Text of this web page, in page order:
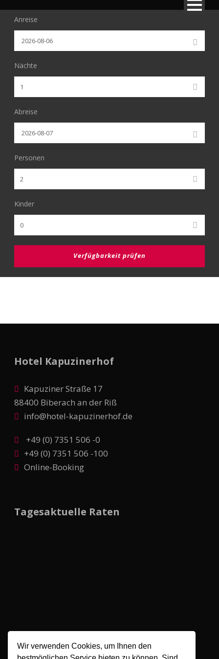
Wir verwenden Cookies, um Ihnen den
Anreise
Nächte
Abreise
Personen
Kinder
Hotel Kapuzinerhof
Kapuziner Straße 17
88400 Biberach an der Riß
info@hotel-kapuzinerhof.de
+49 (0) 7351 506 -0
+49 (0) 7351 506 -100
Online-Booking
Tagesaktuelle Raten
Wetter